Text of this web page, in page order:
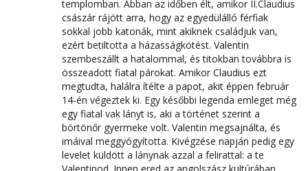
templomban. Abban az időben élt, amikor II.Claudius
császár rájött arra, hogy az egyedülálló férfiak
sokkal jobb katonák, mint akiknek családjuk van,
ezért betiltotta a házasságkötést. Valentin
szembeszállt a hatalommal, és titokban továbbra is
összeadott fiatal párokat. Amikor Claudius ezt
megtudta, halálra ítélte a papot, akit éppen február
14-én végeztek ki. Egy későbbi legenda emleget még
egy fiatal vak lányt is, aki a történet szerint a
börtönőr gyermeke volt. Valentin megsajnálta, és
imáival meggyógyította. Kivégzése napján pedig egy
levelet küldött a lánynak azzal a felirattal: a te